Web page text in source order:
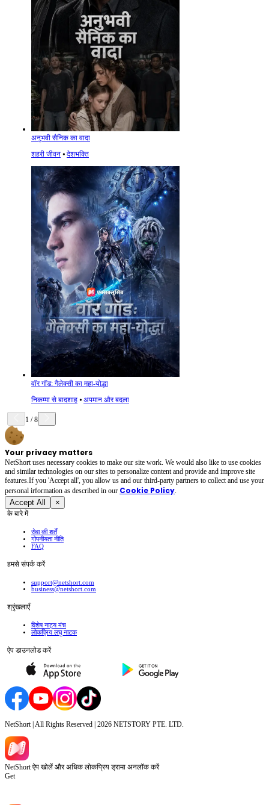
अनुभवी सैनिक का वादा
शहरी जीवन ⦁ देशभक्ति
वॉर गॉड: गैलेक्सी का महा-योद्धा
निकम्मा से बादशाह ⦁ अपमान और बदला
1 /8
Your privacy matters
NetShort uses necessary cookies to make our site work. We would also like to use cookies
and similar technologies on our sites to personalize content and provide and improve site
features.If you 'Accept all', you allow us and our third-party partners to collect and use your
personal irformation as described in our Cookie Policy.
Accept All ×
के बारे में
सेवा की शर्तें
गोपनीयता नीति
FAQ
हमसे संपर्क करें
support@netshort.com
business@netshort.com
श्रृंखलाएँ
विशेष नाट्य मंच
लोकप्रिय लघु नाटक
ऐप डाउनलोड करें
NetShort | All Rights Reserved | 2026 NETSTORY PTE. LTD.
NetShort ऐप खोलें और अधिक लोकप्रिय ड्रामा अनलॉक करें
Get